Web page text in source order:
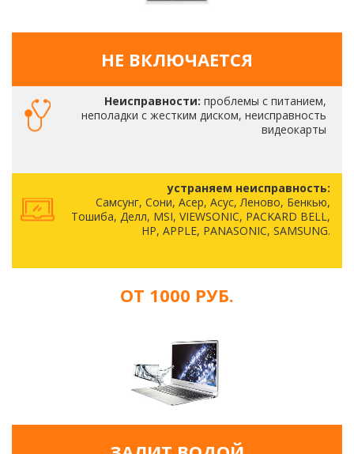
НЕ ВКЛЮЧАЕТСЯ
Неисправности: проблемы с питанием,
неполадки с жестким диском, неисправность
видеокарты
устраняем неисправность:
Самсунг, Сони, Асер, Асус, Леново, Бенкью,
Тошиба, Делл, MSI, VIEWSONIC, PACKARD BELL,
HP, APPLE, PANASONIC, SAMSUNG.
ОТ 1000 РУБ.